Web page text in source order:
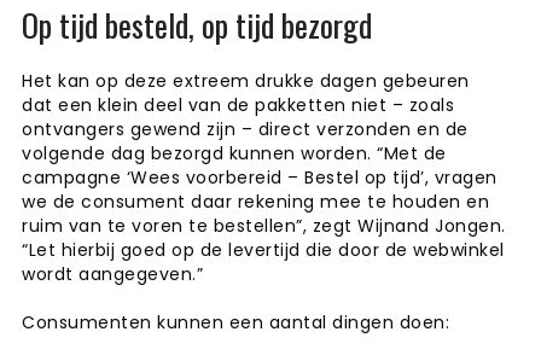
Op tijd besteld, op tijd bezorgd
Het kan op deze extreem drukke dagen gebeuren
dat een klein deel van de pakketten niet – zoals
ontvangers gewend zijn – direct verzonden en de
volgende dag bezorgd kunnen worden. “Met de
campagne ‘Wees voorbereid – Bestel op tijd’, vragen
we de consument daar rekening mee te houden en
ruim van te voren te bestellen”, zegt Wijnand Jongen.
“Let hierbij goed op de levertijd die door de webwinkel
wordt aangegeven.”
Consumenten kunnen een aantal dingen doen: